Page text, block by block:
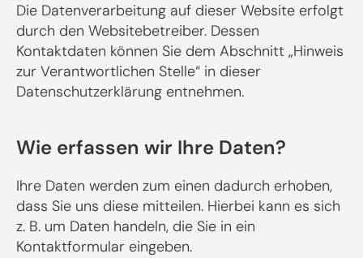
Die Datenverarbeitung auf dieser Website erfolgt
durch den Websitebetreiber. Dessen
Kontaktdaten können Sie dem Abschnitt „Hinweis
zur Verantwortlichen Stelle“ in dieser
Datenschutzerklärung entnehmen.
Wie erfassen wir Ihre Daten?
Ihre Daten werden zum einen dadurch erhoben,
dass Sie uns diese mitteilen. Hierbei kann es sich
z. B. um Daten handeln, die Sie in ein
Kontaktformular eingeben.